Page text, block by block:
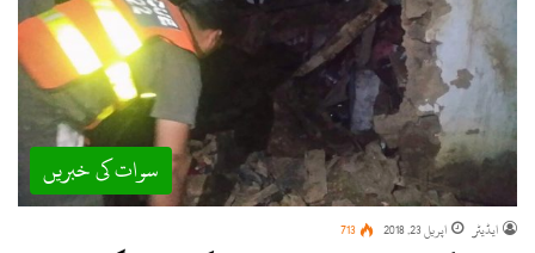
سوات کی خبریں
ایڈیٹر اپریل 23, 2018 713